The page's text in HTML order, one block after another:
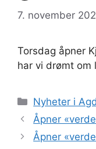
7. november
Torsdag åpner
har vi drømt om
Kategorier
Nyheter i
Åpner
Åpner